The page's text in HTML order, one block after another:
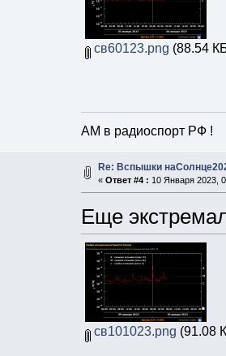
св60123.png (88.54
АМ в радиоспорт РФ !
Re: Вспышки
« Ответ #4 : 10 Января 2023,
Еще
св101023.png (91.08